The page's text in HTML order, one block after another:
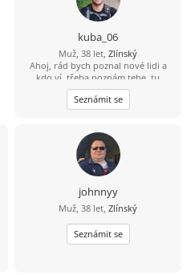
kuba_06
Muž, 38 let, Zlínský
Ahoj, rád bych poznal nové lidi a
kdo ví, třeba poznám tebe, tu
pravou...
Seznámit se
johnnyy
Muž, 38 let, Zlínský
Seznámit se